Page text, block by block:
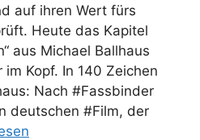
auf ihren Wert fürs
Heute das Kapitel
aus Michael Ballhaus
Kopf. In 140 Zeichen
Nach #Fassbinder
deutschen #Film, der